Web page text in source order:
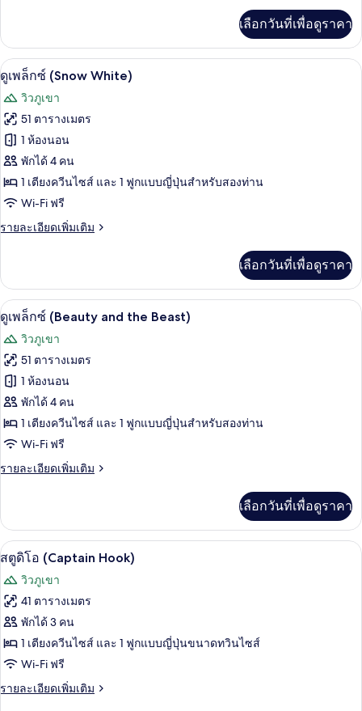
เกี่ยว
กับ
ดู
เพล็
กซ์
(Cinderella)
เลือกวันที่เพื่อดูราคา
เปิด
ภาพถ่าย
ทั้งหมด
ของ
ดู
เพล็
กซ์
(Snow
5
ดูเพล็กซ์ (Snow White)
วิวภูเขา
51 ตารางเมตร
1 ห้องนอน
พักได้ 4 คน
1 เตียงควีนไซส์ และ 1 ฟูกแบบญี่ปุ่นสำหรับสองท่าน
Wi-Fi ฟรี
รายละเอียดเพิ่มเติม
ราย
เกี่ยว
กับ
ดู
เพล็
กซ์
(Snow
White)
เลือกวันที่เพื่อดูราคา
เปิด
ภาพถ่าย
ทั้งหมด
ของ
ดู
เพล็
กซ์
(Beauty
Beast)
ดูเพล็กซ์ (Beauty and the Beast) | Wi-
6
ดูเพล็กซ์ (Beauty and the Beast)
วิวภูเขา
51 ตารางเมตร
1 ห้องนอน
พักได้ 4 คน
1 เตียงควีนไซส์ และ 1 ฟูกแบบญี่ปุ่นสำหรับสองท่าน
Wi-Fi ฟรี
รายละเอียดเพิ่มเติม
ราย
เกี่ยว
กับ
ดู
เพล็
กซ์
(Beauty
and
the
Beast)
เลือกวันที่เพื่อดูราคา
เปิด
ภาพถ่าย
ทั้งหมด
ของ
สตู
ดิโอ
(Captain
สตูดิโอ (Captain Hook) | ครัวขนาดเ
5
สตูดิโอ (Captain Hook)
วิวภูเขา
41 ตารางเมตร
พักได้ 3 คน
1 เตียงควีนไซส์ และ 1 ฟูกแบบญี่ปุ่นขนาดทวินไซส์
Wi-Fi ฟรี
รายละเอียดเพิ่มเติม
ราย